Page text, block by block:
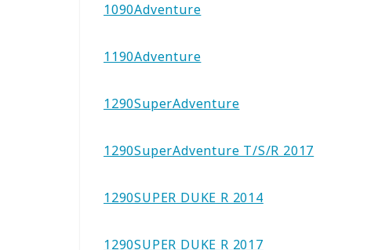
1090Adventure
1190Adventure
1290SuperAdventure
1290SuperAdventure T/S/R 2017
1290SUPER DUKE R 2014
1290SUPER DUKE R 2017